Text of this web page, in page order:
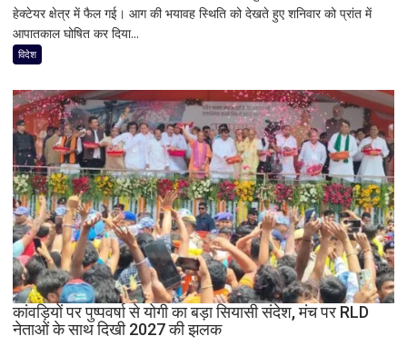
ब्रिटिश
की
आग
का
तांडव,
20
हजार
लोग
बेघर;
‘जैसे
बम
फटा
हो’
हेक्टेयर क्षेत्र में फैल गई। आग की भयावह स्थिति को देखते हुए शनिवार को प्रांत में
आपातकाल घोषित कर दिया...
विदेश
कांवड़ियों पर पुष्पवर्षा से योगी का बड़ा सियासी संदेश, मंच पर RLD
नेताओं के साथ दिखी 2027 की झलक